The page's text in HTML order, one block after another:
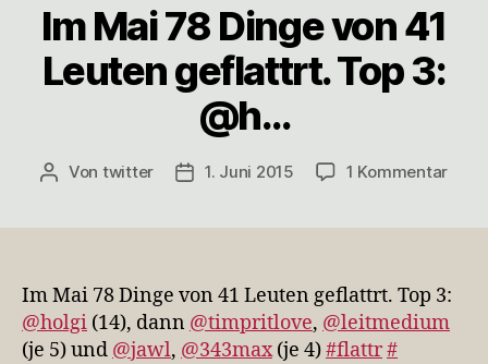
Im Mai 78 Dinge von 41
Leuten geflattrt. Top 3:
@h…
Beitragsautor
Von twitter Veröffentlichungsdatum
1. Juni 2015 1 Kommentarzu
von
Im Mai 78 Dinge von 41 Leuten geflattrt. Top 3:
@holgi (14), dann @timpritlove, @leitmedium
(je 5) und @jawl, @343max(je 4)#flattr#